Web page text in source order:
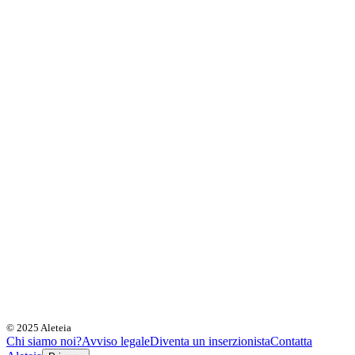
© 2025 Aleteia
Chi siamo noi?Avviso legaleDiventa un inserzionistaContatta